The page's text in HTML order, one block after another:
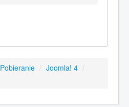
Pobieranie / Joomla! 4 /